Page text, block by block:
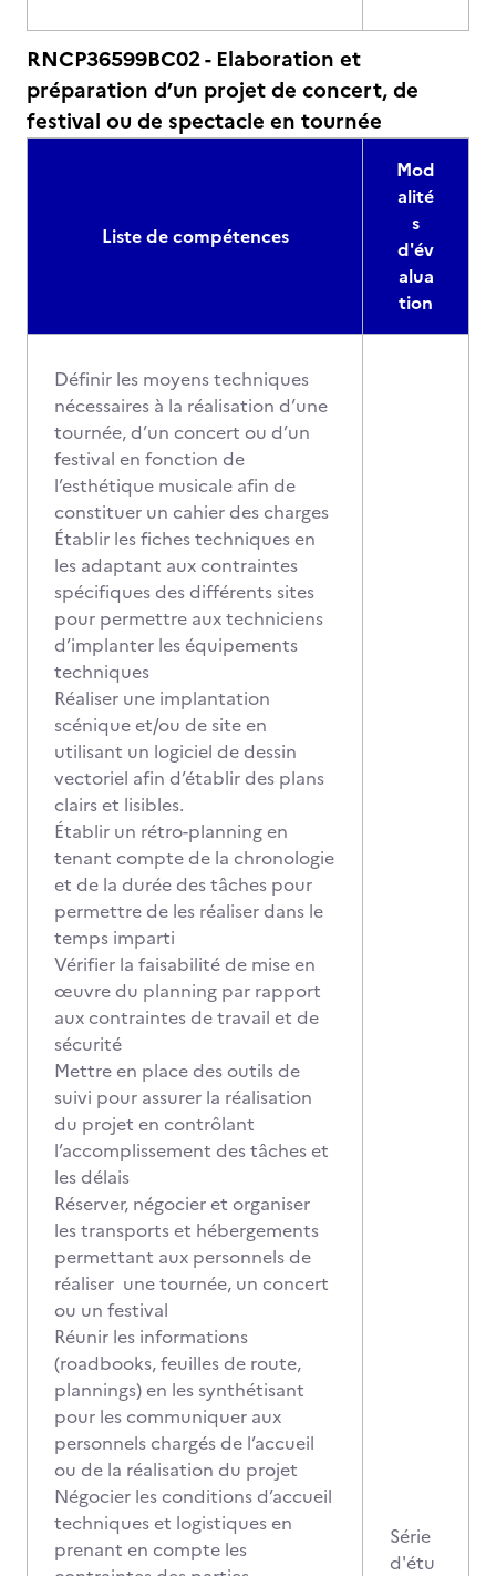
RNCP36599BC02 - Elaboration et
préparation d’un projet de concert, de
festival ou de spectacle en tournée
Liste de compétences
Mod
alité
s
d'év
alua
tion
Définir les moyens techniques
nécessaires à la réalisation d’une
tournée, d’un concert ou d’un
festival en fonction de
l’esthétique musicale afin de
constituer un cahier des charges
Établir les fiches techniques en
les adaptant aux contraintes
spécifiques des différents sites
pour permettre aux techniciens
d’implanter les équipements
techniques
Réaliser une implantation
scénique et/ou de site en
utilisant un logiciel de dessin
vectoriel afin d’établir des plans
clairs et lisibles.
Établir un rétro-planning en
tenant compte de la chronologie
et de la durée des tâches pour
permettre de les réaliser dans le
temps imparti
Vérifier la faisabilité de mise en
œuvre du planning par rapport
aux contraintes de travail et de
sécurité
Mettre en place des outils de
suivi pour assurer la réalisation
du projet en contrôlant
l’accomplissement des tâches et
les délais
Réserver, négocier et organiser
les transports et hébergements
permettant aux personnels de
réaliser une tournée, un concert
ou un festival
Réunir les informations
(roadbooks, feuilles de route,
plannings) en les synthétisant
pour les communiquer aux
personnels chargés de l’accueil
ou de la réalisation du projet
Négocier les conditions d’accueil
techniques et logistiques en
prenant en compte les
Série
d'étu